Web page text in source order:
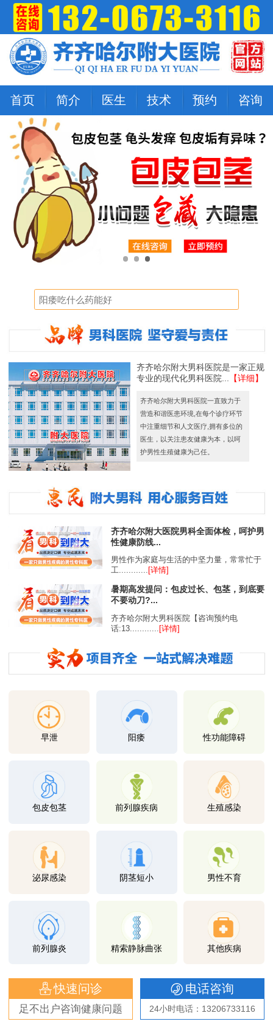
首页 简介 医生 技术 预约 咨询
齐齐哈尔附大男科医院是一家正规
专业的现代化男科医院...
【详细】
齐齐哈尔附大男科医院一直致力于
营造和谐医患环境,在每个诊疗环节
中注重细节和人文医疗,拥有多位的
医生，以关注患友健康为本，以呵
护男性生殖健康为己任。
齐齐哈尔附大医院男科全面体检，呵护男
性健康防线...
男性作为家庭与生活的中坚力量，常常忙于
工............ [详情]
暑期高发提问：包皮过长、包茎，到底要
不要动刀?...
齐齐哈尔附大男科医院【咨询预约电
话:13............
[详情]
早泄 阳痿 性功能障碍
包皮包茎 前列腺疾病 生殖感染
泌尿感染 阴茎短小 男性不育
前列腺炎 精索静脉曲张 其他疾病
快速问诊
足不出户咨询健康问题
电话咨询
24小时电话：13206733116